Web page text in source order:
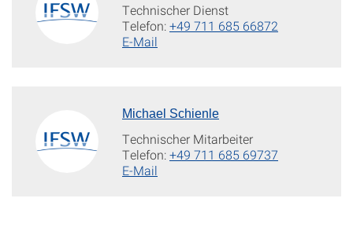
Technischer Dienst
Telefon:+49 711 685 66872
E-Mail
Michael Schienle
Technischer Mitarbeiter
Telefon:+49 711 685 69737
E-Mail